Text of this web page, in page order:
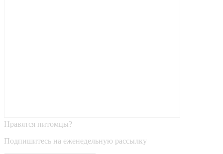
Нравятся питомцы?
Подпишитесь на еженедельную рассылку